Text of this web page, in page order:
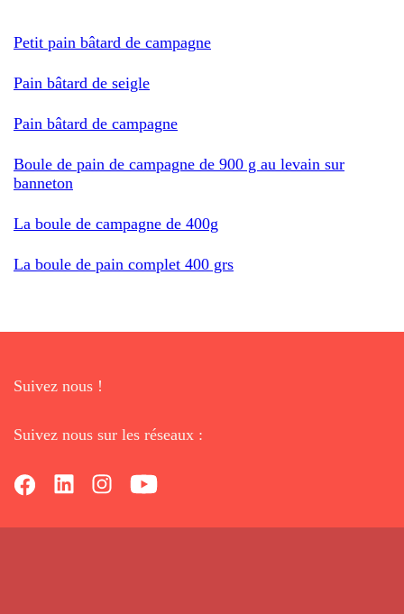
Petit pain bâtard de campagne
Pain bâtard de seigle
Pain bâtard de campagne
Boule de pain de campagne de 900 g au levain sur
banneton
La boule de campagne de 400g
La boule de pain complet 400 grs
Suivez nous !
Suivez nous sur les réseaux :